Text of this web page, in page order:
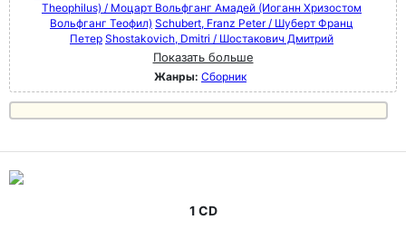
Theophilus) / Моцарт Вольфганг Амадей (Иоганн Хризостом
Вольфганг Теофил) Schubert, Franz Peter / Шуберт Франц
Петер Shostakovich, Dmitri / Шостакович Дмитрий
Показать больше
Жанры: Сборник
1 CD